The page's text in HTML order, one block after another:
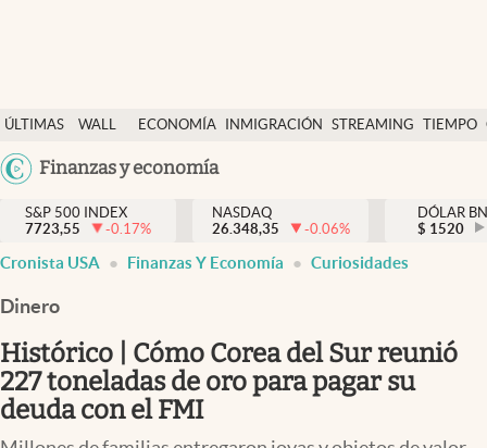
ÚLTIMAS
NOTICIAS
WALL
DÓLAR
ECONOMÍA INMIGRACIÓN STREAMING TIEMPO
México
Finanzas y economía
Finanzas y economía
Wall Street y dólar
Inmigración
Espiritual
Streaming
S&P 500 INDEX
7723,55
-0.17%
NASDAQ
26.348,35
-0.06%
DÓLAR
$ 1520
Cronista USA Finanzas Y Economía Curiosidades
Dinero
Histórico | Cómo Corea del Sur reunió
227 toneladas de oro para pagar su
deuda con el FMI